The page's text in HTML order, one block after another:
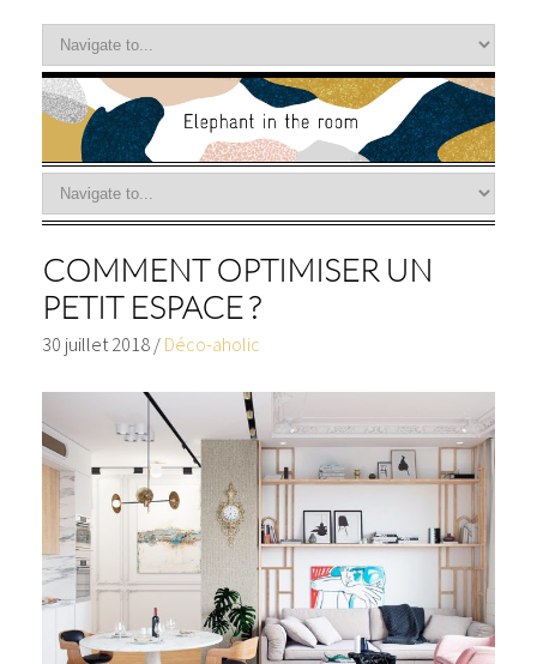
COMMENT OPTIMISER UN
PETIT ESPACE ?
30 juillet 2018/ Déco-aholic